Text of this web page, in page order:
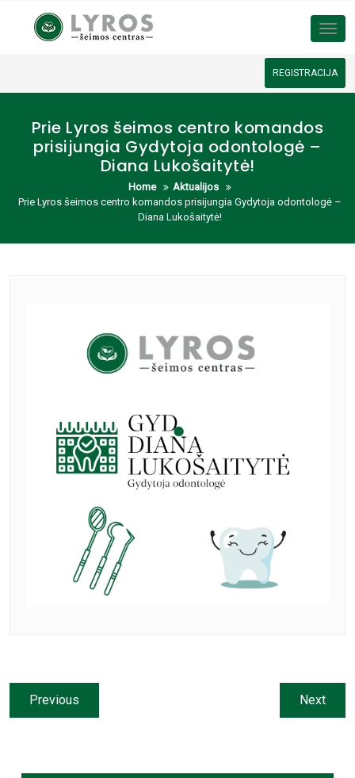
REGISTRACIJA
Prie Lyros šeimos centro komandos
prisijungia Gydytoja odontologė –
Diana Lukošaitytė!
Home
Aktualijos
Prie Lyros šeimos centro komandos prisijungia Gydytoja odontologė –
Diana Lukošaitytė!
Previous Next